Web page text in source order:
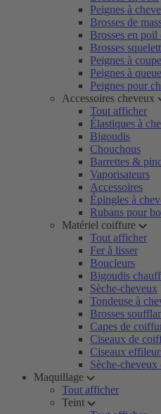
Peignes à
Brosses de
Brosses en poil
Brosses
Peignes à
Peignes à queue
Peignes pour
Accessoires cheveux
Tout afficher
Élastiques à
Bigoudis
Chouchous
Barrettes &
Vaporisateurs
Accessoires
Épingles à
Rubans pour
Matériel coiffure
Tout afficher
Fer à lisser
Boucleurs
Bigoudis
Sèche-cheveux
Tondeuse à
Brosses
Capes de
Ciseaux de
Ciseaux
Sèche-
Maquillage
Tout afficher
Teint